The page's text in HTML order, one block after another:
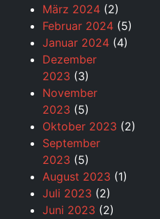
März 2024 (2)
Februar 2024 (5)
Januar 2024 (4)
Dezember
2023 (3)
November
2023 (5)
Oktober 2023 (2)
September
2023 (5)
August 2023 (1)
Juli 2023 (2)
Juni 2023 (2)